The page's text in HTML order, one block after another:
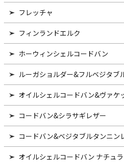
フレッチャ
フィンランドエルク
ホーウィンシェルコードバン
ルーガショルダー&フルベジタブ
オイルシェルコードバン&ヴァケ
コードバン&シラサギレザー
コードバン&ベジタブルタンニン
オイルシェルコードバン ナチュ